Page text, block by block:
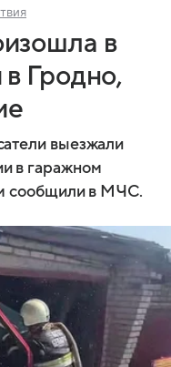
в
Гродно,
выезжали
в гаражном
сообщили в МЧС.